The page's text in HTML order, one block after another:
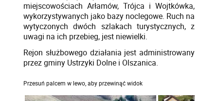
miejscowościach Arłamów, Trójca i Wojtkówka,
wykorzystywanych jako bazy noclegowe. Ruch na
wytyczonych dwóch szlakach turystycznych, z
uwagi na ich przebieg, jest niewielki.
Rejon służbowego działania jest administrowany
przez gminy Ustrzyki Dolne i Olszanica.